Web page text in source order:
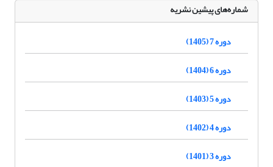
شماره‌های پیشین نشریه
دوره 7 (1405)
دوره 6 (1404)
دوره 5 (1403)
دوره 4 (1402)
دوره 3 (1401)